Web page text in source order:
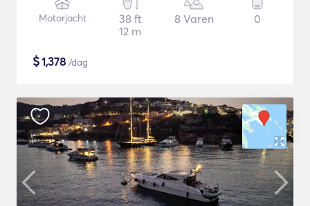
Motorjacht
38 ft
12 m
8 Varen 0
$1,378 /dag